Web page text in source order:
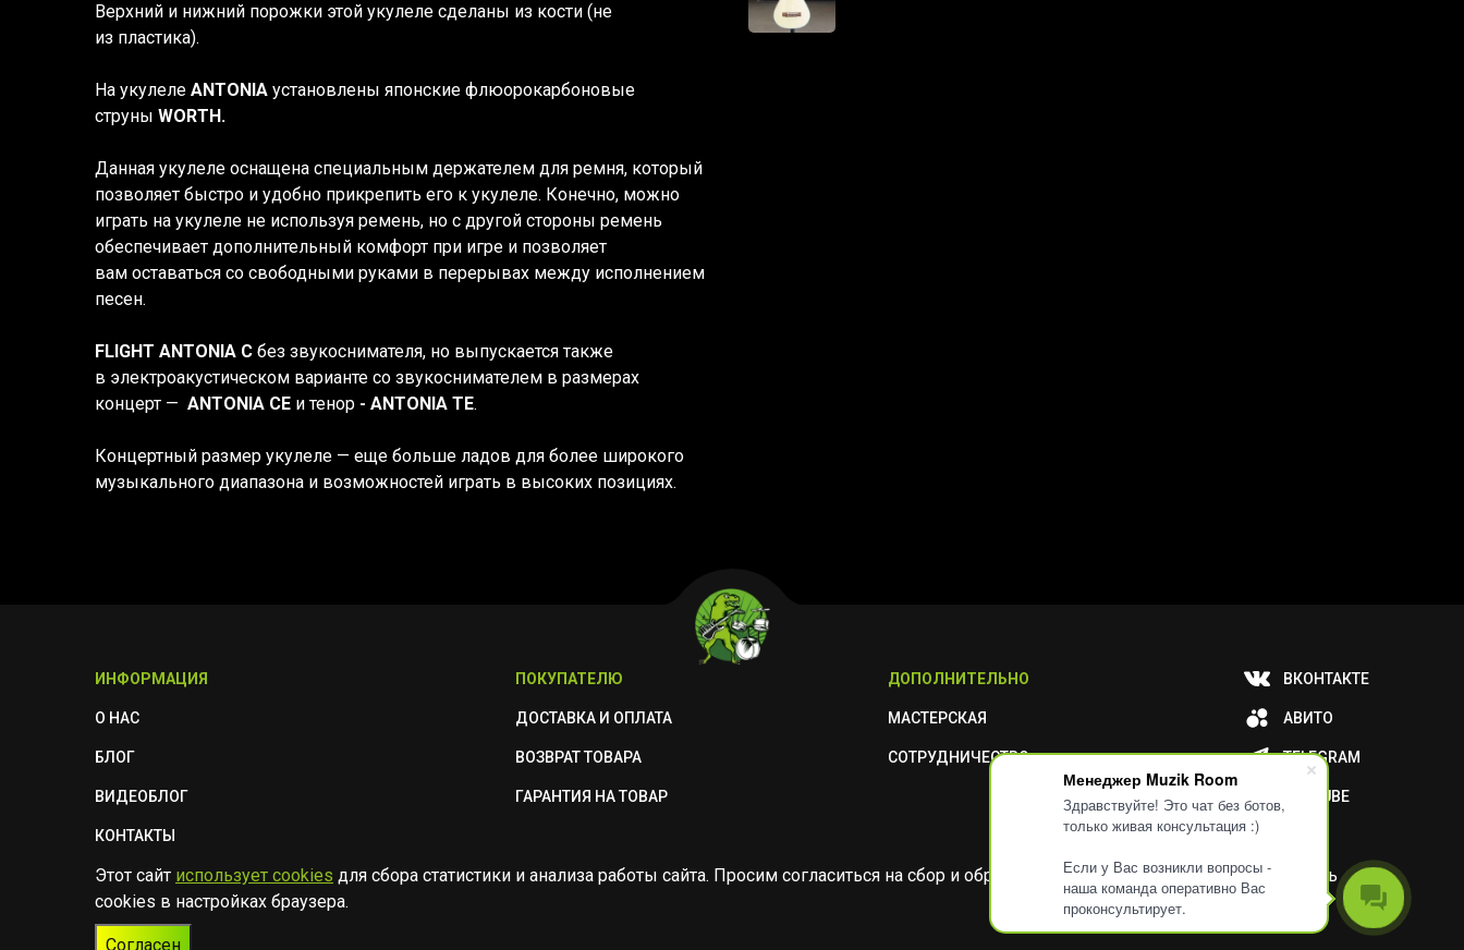
Менеджер Muzik Room
Здравствуйте! Это чат без ботов,
только живая консультация :)
Если у Вас возникли вопросы -
наша команда оперативно Вас
проконсультирует.
Верхний и нижний порожки этой укулеле сделаны из кости (не
из пластика).
На укулеле ANTONIA установлены японские флюорокарбоновые
струны WORTH.
Данная укулеле оснащена специальным держателем для ремня, который
позволяет быстро и удобно прикрепить его к укулеле. Конечно, можно
играть на укулеле не используя ремень, но с другой стороны ремень
обеспечивает дополнительный комфорт при игре и позволяет
вам оставаться со свободными руками в перерывах между исполнением
песен.
FLIGHT ANTONIA C без звукоснимателя, но выпускается также
в электроакустическом варианте со звукоснимателем в размерах
концерт — ANTONIA CE и тенор - ANTONIA TE.
Концертный размер укулеле — еще больше ладов для более широкого
музыкального диапазона и возможностей играть в высоких позициях.
ИНФОРМАЦИЯ
О НАС
БЛОГ
ВИДЕОБЛОГ
КОНТАКТЫ
ПОЛИТИКА БЕЗОПАСНОСТИ
ПОКУПАТЕЛЮ
ДОСТАВКА И ОПЛАТА
ВОЗВРАТ ТОВАРА
ГАРАНТИЯ НА ТОВАР
ДОПОЛНИТЕЛЬНО
МАСТЕРСКАЯ
СОТРУДНИЧЕСТВО
ВКОНТАКТЕ
АВИТО
TELEGRAM
YOUTUBE
Разработка Дизайн
Этот сайт использует cookies для сбора статистики и анализа работы сайта. Просим согласиться на сбор и обработку ваших метаданных или отключить
cookies в настройках браузера.
Согласен